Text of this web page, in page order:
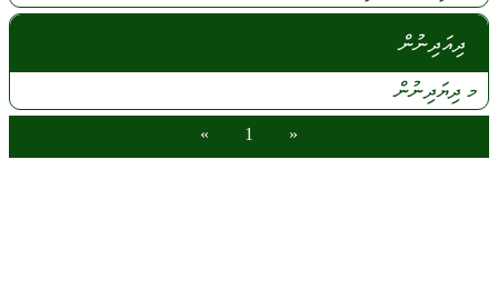
ދިއަދިނުން
މ ދިޔަދިނުން
«
1
»